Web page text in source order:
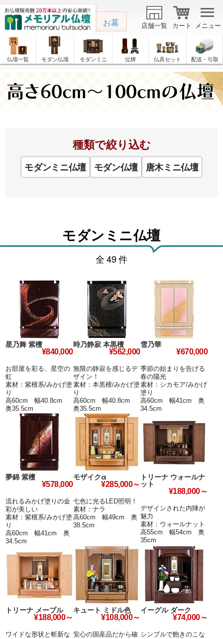
お墓 メニュー
カート
店舗一覧
仏壇一覧 モダン仏壇 モダンミニ 位牌 仏具セット 配送・引取
高さ60cm～100cmの仏壇
種類で絞り込む
モダンミニ仏壇 モダン仏壇 唐木ミニ仏壇
モダンミニ仏壇
全49 件
星乃舞 紫檀
¥840,000
お部屋を彩る、星空の
虹
素材：紫檀系/みかげ塗
り
高60cm 幅40.8cm
奥35.5cm
時乃静寂 本黒檀
¥562,000
無限の静寂を感じるデ
ザイン！
素材：本黒檀/みかげ塗
り
高60cm 幅40.8cm
奥35.5cm
雪乃華
¥670,000
季節の始まりを告げる
春の陽光
素材：シカモア/みかげ
塗り
高60cm 幅41cm 奥
34.5cm
夢錦 紫檀
¥578,000
流れるみかげ塗りの金
彩が美しい
素材：紫檀系/みかげ塗
り
高60cm 幅41cm 奥
34.5cm
モザイクα
¥285,000～
七色に光るLED照明！
素材：ナラ
高60cm 幅49cm 奥
38.5cm
トリーナ ウォールナ
ット
¥188,000～
デザインされた内陣が
魅力
素材：ウォールナット
高55cm 幅54cm 奥
35cm
トリーナ メープル
¥188,000～
ワイドな形状と斬新な
キュート ミドル色
¥108,000～
安心の国産品だから確
イーグル ダーク
¥74,000～
シンプルで飽きのこな